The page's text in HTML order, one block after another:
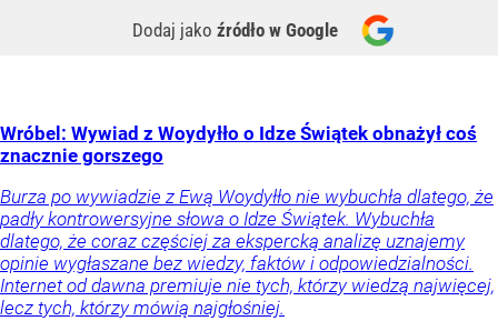
Dodaj jako źródło w Google
Wróbel: Wywiad z Woydyłło o Idze Świątek obnażył coś
znacznie gorszego
Burza po wywiadzie z Ewą Woydyłło nie wybuchła dlatego, że
padły kontrowersyjne słowa o Idze Świątek. Wybuchła
dlatego, że coraz częściej za ekspercką analizę uznajemy
opinie wygłaszane bez wiedzy, faktów i odpowiedzialności.
Internet od dawna premiuje nie tych, którzy wiedzą najwięcej,
lecz tych, którzy mówią najgłośniej.